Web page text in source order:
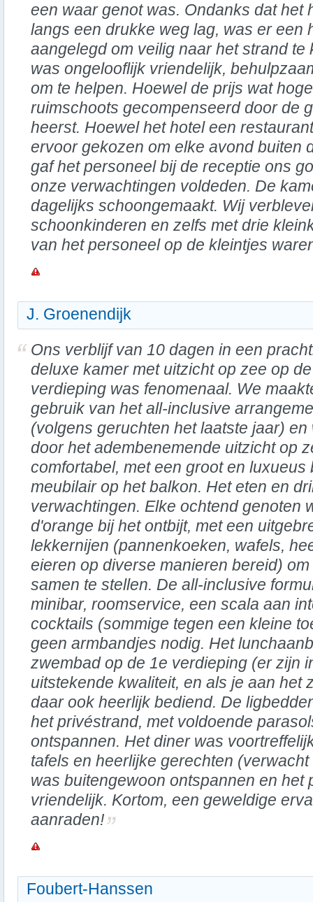
een waar genot was. Ondanks dat het
langs een drukke weg lag, was er een
aangelegd om veilig naar het strand te
was ongelooflijk vriendelijk,
om te helpen. Hoewel de prijs wat
ruimschoots gecompenseerd door de
heerst. Hoewel het hotel een
ervoor gekozen om elke avond buiten
gaf het personeel bij de receptie ons
onze verwachtingen voldeden. De
dagelijks schoongemaakt. Wij
schoonkinderen en zelfs met drie
van het personeel op de kleintjes
J. Groenendijk
Ons verblijf van 10 dagen in een
deluxe kamer met uitzicht op zee op
verdieping was fenomenaal. We
gebruik van het all-inclusive
(volgens geruchten het laatste jaar)
door het adembenemende uitzicht op
comfortabel, met een groot en luxueus
meubilair op het balkon. Het eten en
verwachtingen. Elke ochtend genoten
d'orange bij het ontbijt, met een
lekkernijen (pannenkoeken, wafels,
eieren op diverse manieren bereid)
samen te stellen. De all-inclusive
minibar, roomservice, een scala aan
cocktails (sommige tegen een kleine
geen armbandjes nodig. Het
zwembad op de 1e verdieping (er zijn
uitstekende kwaliteit, en als je aan het
daar ook heerlijk bediend. De
het privéstrand, met voldoende
ontspannen. Het diner was
tafels en heerlijke gerechten
was buitengewoon ontspannen en het
vriendelijk. Kortom, een geweldige
aanraden!
Foubert-Hanssen